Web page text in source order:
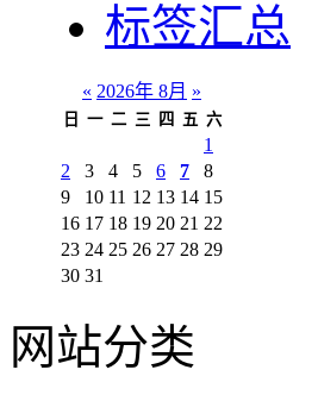
标签汇总
« 2026年 8月 »
日 一 二 三 四 五 六
1
2
3 4 5 6 7
8
9
10 11 12 13 14 15
16 17 18 19 20 21 22
23 24 25 26 27 28 29
30 31
网站分类